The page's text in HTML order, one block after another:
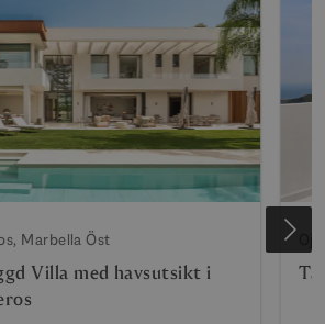
Marbella Öst
Villa med havsutsikt i